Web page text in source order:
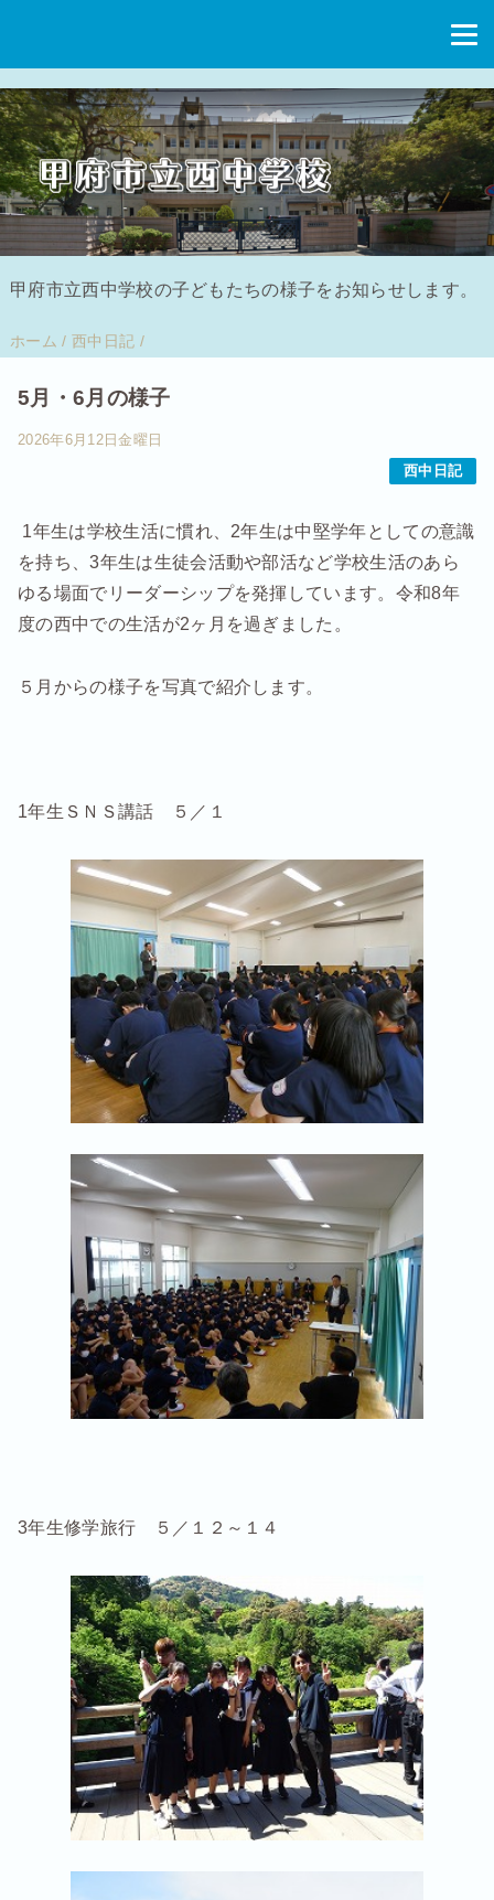
甲府市立西中学校の子どもたちの様子をお知らせします。
ホーム / 西中日記 /
5月・6月の様子
2026年6月12日金曜日
西中日記
1年生は学校生活に慣れ、2年生は中堅学年としての意識
を持ち、3年生は生徒会活動や部活など学校生活のあら
ゆる場面でリーダーシップを発揮しています。令和8年
度の西中での生活が2ヶ月を過ぎました。
５月からの様子を写真で紹介します。
1年生ＳＮＳ講話 ５／１
3年生修学旅行 ５／１２～１４